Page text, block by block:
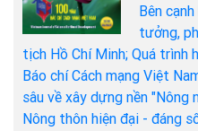
Bên
tưởng,
tịch Hồ Chí Minh; Quá trình
Báo chí Cách mạng Việt
sâu về xây dựng nền "Nông
Nông thôn hiện đại - đáng